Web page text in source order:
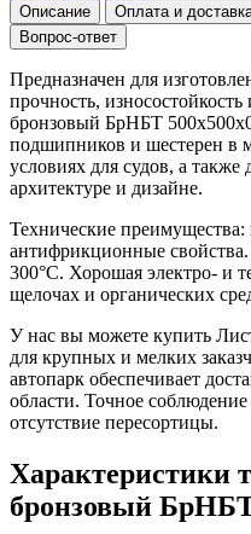
Описание Оплата и
Вопрос-ответ
Предназначен для
прочность,
бронзовый БрНБТ
подшипников и шестерен в
условиях для судов, а также
архитектуре и дизайне.
Технические преимущества:
антифрикционные
300°C. Хорошая электро- и
щелочах и органических
У нас вы можете купить
для крупных и мелких
автопарк обеспечивает
области. Точное соблюдение
отсутствие пересортицы.
Характеристики
бронзовый БрНБТ